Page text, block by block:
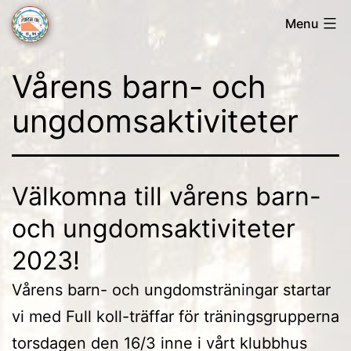
Skip
to
content
OK
Menu
Vårens barn- och
ungdomsaktiviteter
Välkomna till vårens barn-
och ungdomsaktiviteter
2023!
Vårens barn- och ungdomsträningar startar
vi med Full koll-träffar för träningsgrupperna
torsdagen den 16/3 inne i vårt klubbhus